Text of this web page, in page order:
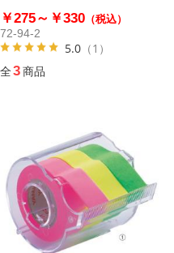
￥275～ ￥330（税込）
72-94-2
5.0（1）
全3商品